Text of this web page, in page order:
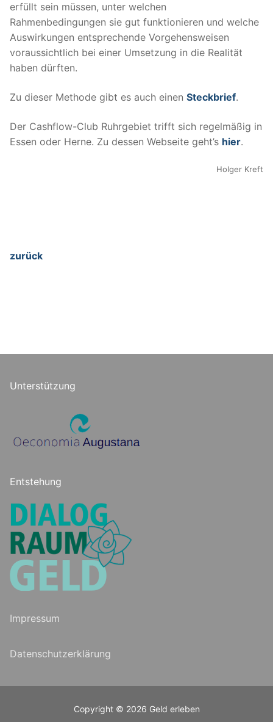
erfüllt sein müssen, unter welchen
Rahmenbedingungen sie gut funktionieren und welche
Auswirkungen entsprechende Vorgehensweisen
voraussichtlich bei einer Umsetzung in die Realität
haben dürften.
Zu dieser Methode gibt es auch einen Steckbrief.
Der Cashflow-Club Ruhrgebiet trifft sich regelmäßig in
Essen oder Herne. Zu dessen Webseite geht’s hier.
Holger Kreft
zurück
Unterstützung
Entstehung
Impressum
Datenschutzerklärung
Copyright © 2026 Geld erleben